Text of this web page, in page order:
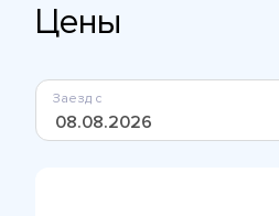
Цены
Заезд с